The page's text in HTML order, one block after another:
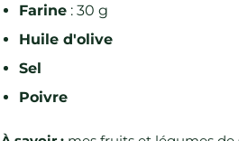
Farine : 30 g
Huile d'olive
Sel
Poivre